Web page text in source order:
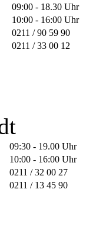
09:00 - 18.30 Uhr
10:00 - 16:00 Uhr
0211 / 90 59 90
0211 / 33 00 12
09:30 - 19.00 Uhr
10:00 - 16:00 Uhr
0211 / 32 00 27
0211 / 13 45 90